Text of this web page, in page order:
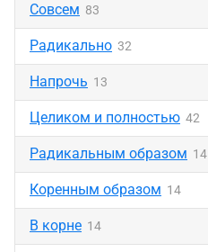
Совсем 83
Радикально 32
Напрочь 13
Целиком и полностью 42
Радикальным образом 14
Коренным образом 14
В корне 14